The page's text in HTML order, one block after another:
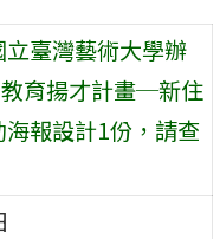
臺灣藝術大學辦
育揚才計畫─新住
報設計1份，請查